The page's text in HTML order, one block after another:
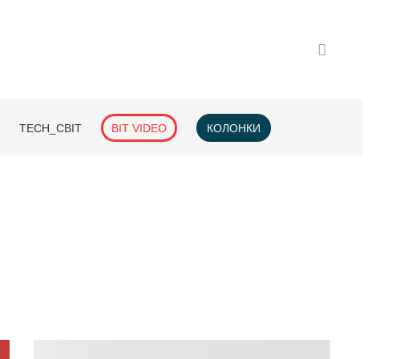
TECH_СВІТ BIT VIDEO КОЛОНКИ